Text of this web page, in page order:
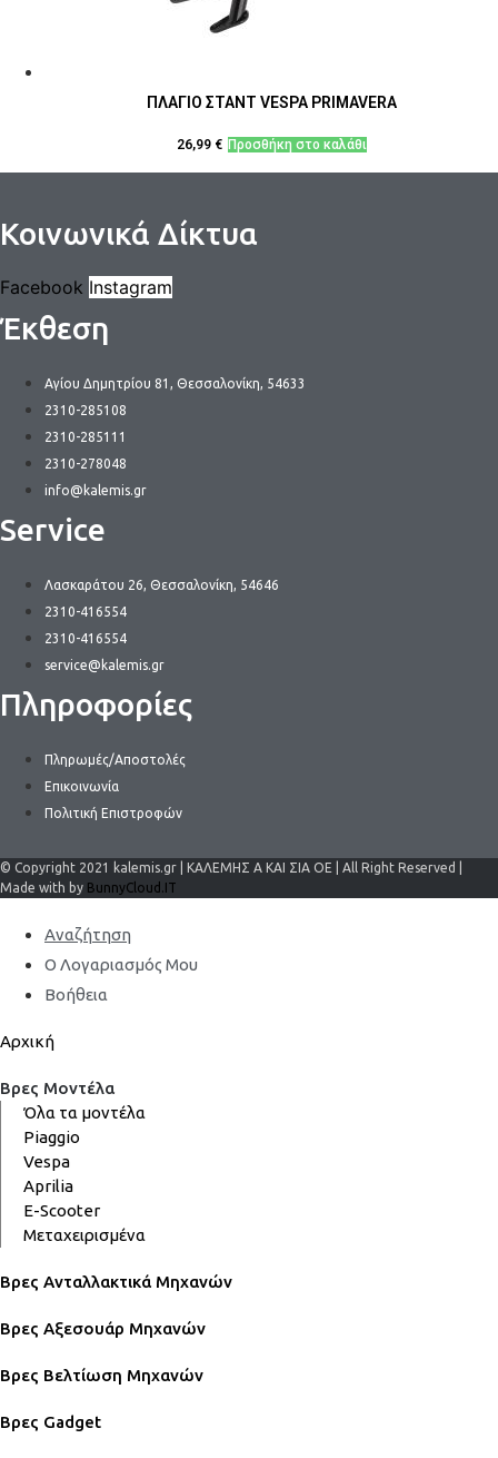
προϊόντος
ΠΛΑΓΙΟ ΣΤΑΝΤ VESPA PRIMAVERA
26,99 € Προσθήκη στο καλάθι
Κοινωνικά Δίκτυα
Facebook Instagram
Έκθεση
Αγίου Δημητρίου 81, Θεσσαλονίκη, 54633
2310-285108
2310-285111
2310-278048
info@kalemis.gr
Service
Λασκαράτου 26, Θεσσαλονίκη, 54646
2310-416554
2310-416554
service@kalemis.gr
Πληροφορίες
Πληρωμές/Αποστολές
Επικοινωνία
Πολιτική Επιστροφών
© Copyright 2021 kalemis.gr | ΚΑΛΕΜΗΣ Α ΚΑΙ ΣΙΑ ΟΕ | All Right Reserved |
Made with by BunnyCloud.IT
Αναζήτηση
Ο Λογαριασμός Μου
Βοήθεια
Αρχική
Βρες Μοντέλα
Όλα τα μοντέλα
Piaggio
Vespa
Aprilia
E-Scooter
Μεταχειρισμένα
Βρες Ανταλλακτικά Μηχανών
Βρες Αξεσουάρ Μηχανών
Βρες Βελτίωση Μηχανών
Βρες Gadget